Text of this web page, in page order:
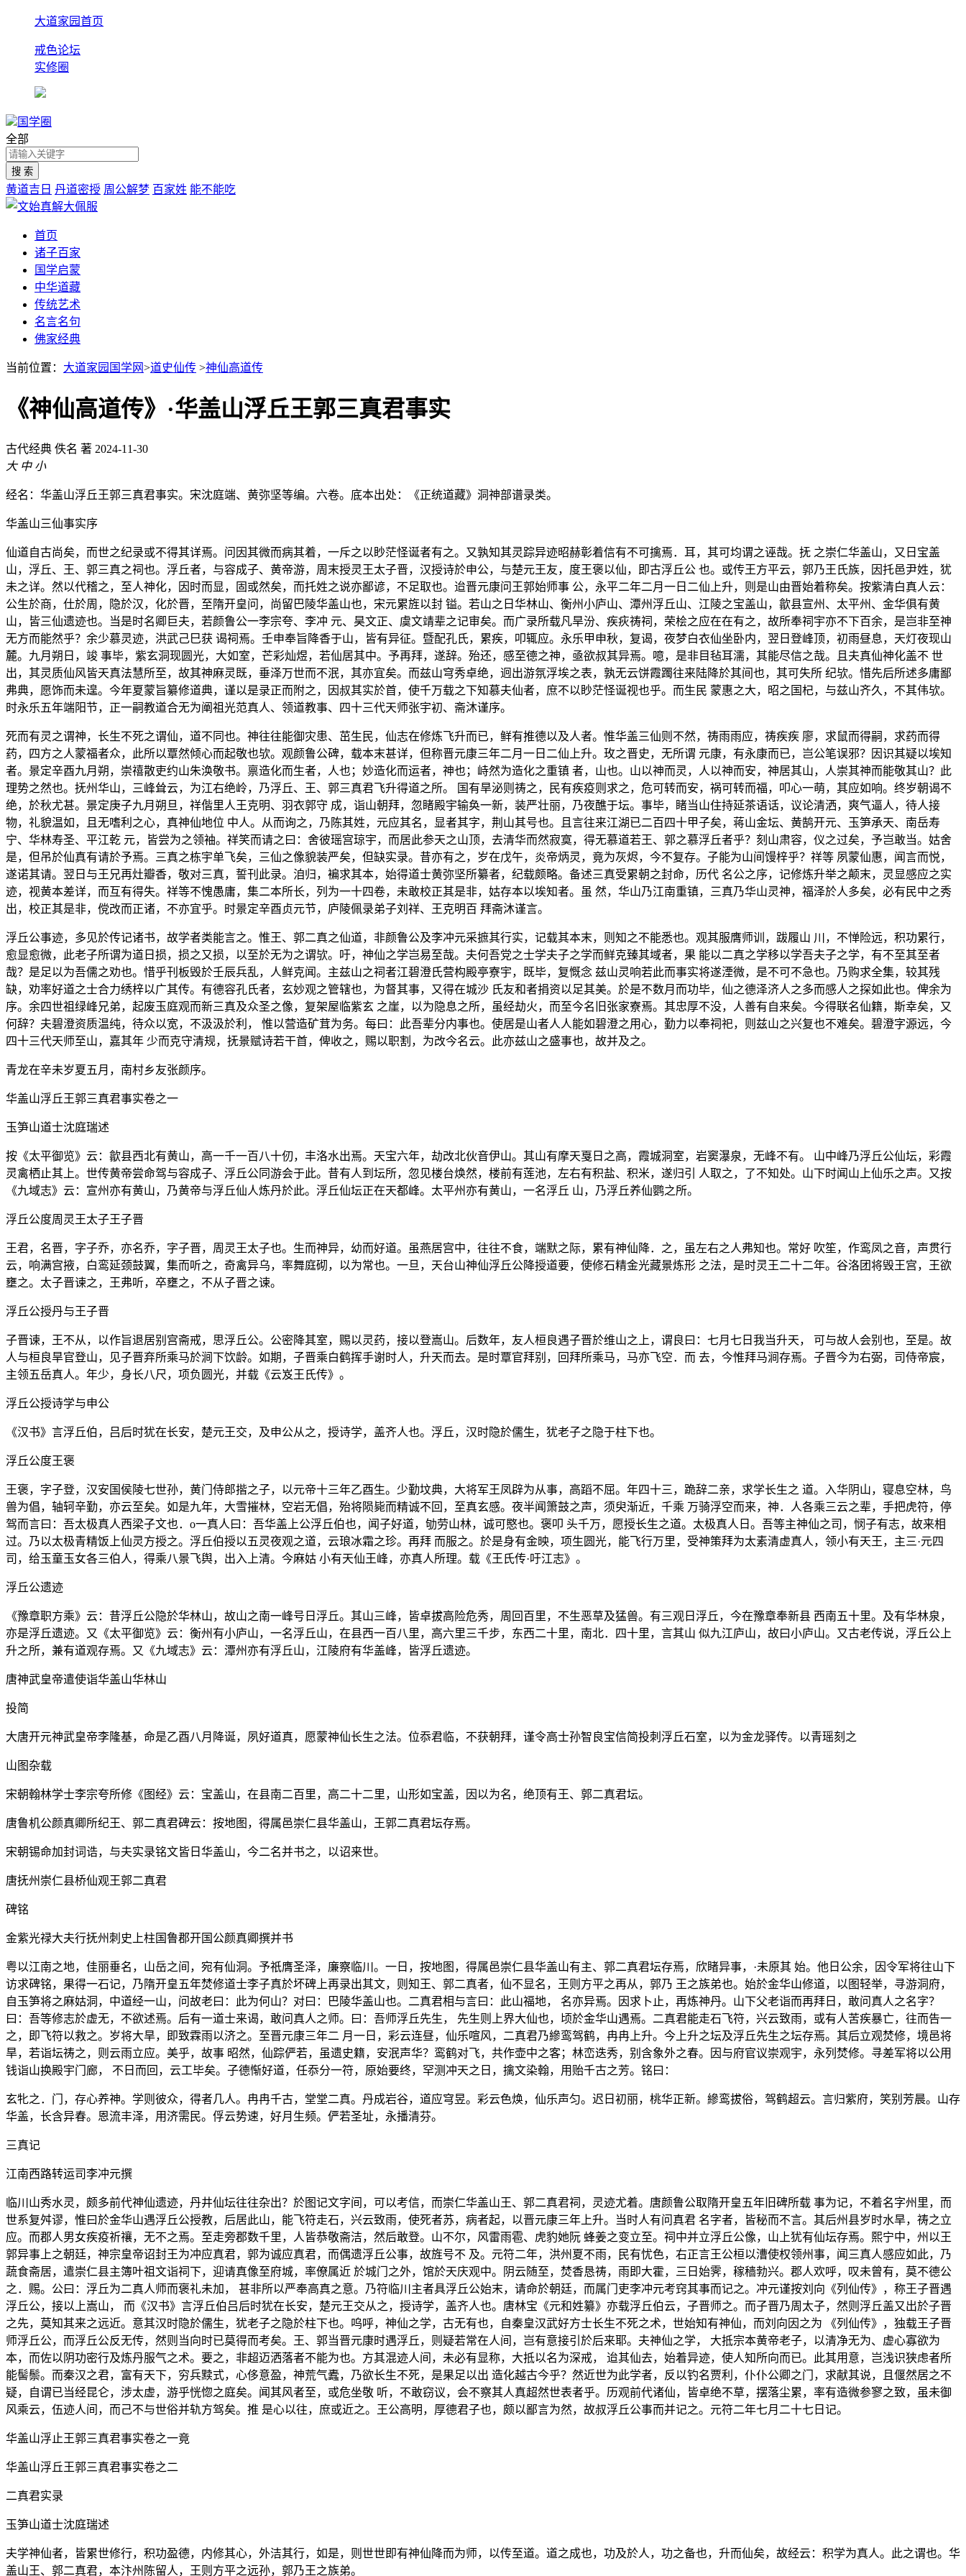
大道家园首页
戒色论坛
实修圈
国学圈
全部
黄道吉日 丹道密授 周公解梦 百家姓 能不能吃
首页
诸子百家
国学启蒙
中华道藏
传统艺术
名言名句
佛家经典
当前位置： 大道家园国学网>道史仙传 >神仙高道传
《神仙高道传》·华盖山浮丘王郭三真君事实
古代经典 佚名 著 2024-11-30
大 中 小
经名：华盖山浮丘王郭三真君事实。宋沈庭端、黄弥坚等编。六卷。底本出处：《正统道藏》洞神部谱录类。
华盖山三仙事实序
仙道自古尚矣，而世之纪录或不得其详焉。问因其微而病其着，一斥之以眇茫怪诞者有之。又孰知其灵踪异迹昭赫彰着信有不可擒焉．耳，其可均谓之诬哉。抚 之崇仁华盖山，又日宝盖
山，浮丘、王、郭三真之祠也。浮丘者，与容成子、黄帝游，周末授灵王太子晋，汉授诗於申公，与楚元王友，度王褒以仙，即古浮丘公 也。或传王方平云，郭乃王氏族，因托邑尹姓，犹
未之详。然以代稽之，至人神化，因时而显，固或然矣，而托姓之说亦鄙谚，不足取也。迨晋元康问王郭始师事 公，永平二年二月一日二仙上升，则是山由晋始着称矣。按紫清白真人云：
公生於商，仕於周，隐於汉，化於晋，至隋开皇问，尚留巴陵华盖山也，宋元累旌以封 镒。若山之日华林山、衡州小庐山、潭州浮丘山、江陵之宝盖山，歙县宣州、太平州、金华俱有黄
山，皆三仙遗迹也。当是时名卿巨夫，若颜鲁公一李宗夸、李冲 元、昊文正、虞文靖辈之记审矣。而广录所载凡旱汾、疾疢祷祠，荣桧之应在在有之，故所奉祠宇亦不下百余，是岂非至神
无方而能然乎？余少慕灵迹，洪武己巳获 谒祠焉。壬申奉旨降香于山，皆有异征。暨配孔氏，累疾，叩辄应。永乐甲申秋，复谒，夜梦白衣仙坐卧内，翌日登峰顶，初雨昼息，天灯夜现山
麓。九月朔日，竣 事毕，紫玄洞现圆光，大如室，芒彩灿煜，若仙居其中。予再拜，遂辞。殆还，感至德之神，亟欲叔其异焉。噫，是非目毡耳濡，其能尽信之哉。且夫真仙神化盖不 世
出，其灵质仙风皆天真法慧所至，故其神麻灵既，垂泽万世而不泯，其亦宜矣。而兹山穹秀卓绝，迥出游氛浮埃之表，孰无云饼霞躅往来陆降於其间也，其可失所 纪欤。惜先后所述多庸鄙
弗典，愿饰而未遑。今年夏蒙旨纂修道典，谨以是录正而附之，因叔其实於首，使千万载之下知慕夫仙者，庶不以眇茫怪诞视也乎。而生民 蒙惠之大，昭之国杞，与兹山齐久，不其伟欤。
时永乐五年端阳节，正一嗣教道合无为阐祖光范真人、领道教事、四十三代天师张宇初、斋沐谨序。
死而有灵之谓神，长生不死之谓仙，道不同也。神往往能御灾患、茁生民，仙志在修炼飞升而已，鲜有推德以及人者。惟华盖三仙则不然，祷雨雨应，祷疾疾 廖，求鼠而得嗣，求药而得
药，四方之人蒙福者众，此所以覃然倾心而起敬也欤。观颜鲁公碑，载本末甚详，但称晋元康三年二月一日二仙上升。玫之晋史，无所谓 元康，有永康而已，岂公笔误邪？因识其疑以埃知
者。景定辛酉九月朔，崇禧散吏约山朱涣敬书。禀造化而生者，人也；妙造化而运者，神也；峙然为造化之重镇 者，山也。山以神而灵，人以神而安，神居其山，人崇其神而能敬其山？此
理势之然也。抚州华山，三峰耸云，为江右绝岭，乃浮丘、王、郭三真君飞升得道之所。 国有旱泌则祷之，民有疾疫则求之，危可转而安，祸可转而福，叩心一萌，其应如响。终岁朝谒不
绝，於秋尤甚。景定庚子九月朔旦，祥偕里人王克明、羽衣郭守 成，诣山朝拜，忽睹殿宇输奂一新，装严壮丽，乃夜醮于坛。事毕，睹当山住持延茶语话，议论清洒，爽气逼人，待人接
物，礼貌温如，且无嗜利之心，真神仙地位 中人。从而询之，乃陈其姓，元应其名，显者其字，荆山其号也。且言往来江湖已二百四十甲子矣，蒋山金坛、黄鹄开元、玉笋承天、南岳寿
宁、华林寿圣、平江乾 元，皆尝为之领袖。祥笑而请之曰：舍彼瑶宫琼宇，而居此参天之山顶，去清华而然寂寞，得无慕道若王、郭之慕浮丘者乎？刻山肃容，仪之过矣，予岂敢当。姑舍
是，但吊於仙真有请於予焉。三真之栋宇单飞矣，三仙之像貌装严矣，但缺实录。昔亦有之，岁在戊午，炎帝炳灵，竟为灰烬，今不复存。子能为山间馒梓乎？祥等 夙蒙仙惠，闻言而悦，
遂诺其请。翌日与王兄再灶瓣香，敬对三真，誓刊此录。洎归，褊求其本，始得道士黄弥坚所纂者，纪载颇略。备述三真受累朝之封命，历代 名公之序，记修炼升举之颠末，灵显感应之实
迹，视黄本差详，而互有得失。祥等不愧愚庸，集二本所长，列为一十四卷，未敢校正其是非，姑存本以埃知者。虽 然，华山乃江南重镇，三真乃华山灵神，福泽於人多矣，必有民中之秀
出，校正其是非，傥改而正诸，不亦宜乎。时景定辛酉贞元节，庐陵佩录弟子刘祥、王克明百 拜斋沐谨言。
浮丘公事迹，多见於传记诸书，故学者类能言之。惟王、郭二真之仙道，非颜鲁公及李冲元采摭其行实，记载其本末，则知之不能悉也。观其服膺师训，跋履山 川，不惮险远，积功累行，
愈显愈微，此老子所谓为道日损，损之又损，以至於无为之谓欤。吁，神仙之学岂易至哉。夫何吾党之士学夫子之学而鲜克臻其域者，果 能以二真之学移以学吾夫子之学，有不至其至者
哉？是足以为吾儒之劝也。惜乎刊板毁於壬辰兵乱，人鲜克闻。主兹山之祠者江碧澄氏营构殿亭寮宇，既毕，复慨念 兹山灵响若此而事实将遂湮微，是不可不急也。乃购求全集，较其残
缺，劝率好道之士合力绣梓以广其传。有德容孔氏者，玄妙观之管辖也，为督其事，又得在城沙 氏友和者捐资以足其美。於是不数月而功毕，仙之德泽济人之多而感人之探如此也。俾余为
序。余四世祖绿峰兄弟，起废玉庭观而新三真及众圣之像，复架屋临紫玄 之崖，以为隐息之所，虽经劫火，而至今名旧张家寮焉。其忠厚不没，人善有自来矣。今得联名仙籍，斯幸矣，又
何辞？夫碧澄资质温纯，待众以宽，不汲汲於利， 惟以营造矿茸为务。每曰：此吾辈分内事也。使居是山者人人能如碧澄之用心，勤力以奉祠祀，则兹山之兴复也不难矣。碧澄字源远，今
四十三代天师至山，嘉其年 少而克守清规，抚景赋诗若干首，俾收之，赐以职割，为改今名云。此亦兹山之盛事也，故并及之。
青龙在辛未岁夏五月，南村乡友张颜序。
华盖山浮丘王郭三真君事实卷之一
玉笋山道士沈庭瑞述
按《太平御览》云：歙县西北有黄山，高一千一百八十仞，丰洛水出焉。天宝六年，劫改北伙音伊山。其山有摩天戛日之高，霞城洞室，岩窦瀑泉，无峰不有。 山中峰乃浮丘公仙坛，彩霞
灵禽栖止其上。世传黄帝尝命驾与容成子、浮丘公同游会于此。昔有人到坛所，忽见楼台焕然，楼前有莲池，左右有积盐、积米，遂归引 人取之，了不知处。山下时闻山上仙乐之声。又按
《九域志》云：宣州亦有黄山，乃黄帝与浮丘仙人炼丹於此。浮丘仙坛正在天都峰。太平州亦有黄山，一名浮丘 山，乃浮丘养仙鹦之所。
浮丘公度周灵王太子王子晋
王君，名晋，字子乔，亦名乔，字子晋，周灵王太子也。生而神异，幼而好道。虽燕居宫中，往往不食，端默之际，累有神仙降．之，虽左右之人弗知也。常好 吹笙，作鸾凤之音，声贯行
云，响满宫掖，白鸾延颈鼓翼，集而听之，奇禽异乌，率舞庭砌，以为常也。一旦，天台山神仙浮丘公降授道要，使修石精金光藏景炼形 之法，是时灵王二十二年。谷洛团将毁王宫，王欲
壅之。太子晋谏之，王弗听，卒壅之，不从子晋之谏。
浮丘公授丹与王子晋
子晋谏，王不从，以作旨退居别宫斋戒，思浮丘公。公密降其室，赐以灵药，接以登嵩山。后数年，友人桓良遇子晋於维山之上，谓良曰：七月七日我当升天， 可与故人会别也，至是。故
人与桓良旱官登山，见子晋弃所乘马於涧下饮龄。如期，子晋乘白鹤挥手谢时人，升天而去。是时覃官拜别，回拜所乘马，马亦飞空．而 去，今惟拜马涧存焉。子晋今为右弼，司侍帝宸，
主领五岳真人。年少，身长八尺，项负圆光，并载《云岌王氏传》。
浮丘公授诗学与申公
《汉书》言浮丘伯，吕后时犹在长安，楚元王交，及申公从之，授诗学，盖齐人也。浮丘，汉时隐於儒生，犹老子之隐于柱下也。
浮丘公度王褒
王褒，字子登，汉安国侯陵七世孙，黄门侍郎揩之子，以元帝十三年乙酉生。少勤坟典，大将军王凤辟为从事，高蹈不屈。年四十三，跪辞二亲，求学长生之 道。入华阴山，寝息空林，鸟
兽为倡，轴轲辛勤，亦云至矣。如是九年，大雪摧林，空岩无倡，殆将陨毙而精诚不回，至真玄感。夜半闻箫鼓之声，须臾渐近，千乘 万骑浮空而来，神．人各乘三云之辈，手把虎符，停
驾而言曰：吾太极真人西梁子文也．o一真人曰：吾华盖上公浮丘伯也，闻子好道，劬劳山林，诚可愍也。褒叩 头千万，愿授长生之道。太极真人日。吾等主神仙之司，悯子有志，故来相
过。乃以太极青精饭上仙灵方授之。浮丘伯授以五灵夜观之道，云琅冰霜之珍。再拜 而服之。於是身有金映，项生圆光，能飞行万里，受神策拜为太素清虚真人，领小有天王，主三·元四
司，给玉童玉女各三伯人，得乘八景飞舆，出入上清。今麻姑 小有天仙王峰，亦真人所理。载《王氏传·吁江志》。
浮丘公遗迹
《豫章职方乘》云：昔浮丘公隐於华林山，故山之南一峰号日浮丘。其山三峰，皆卓拔高险危秀，周回百里，不生恶草及猛兽。有三观日浮丘，今在豫章奉新县 西南五十里。及有华林泉，
亦是浮丘遗迹。又《太平御览》云：衡州有小庐山，一名浮丘山，在县西一百八里，高六里三千步，东西二十里，南北．四十里，言其山 似九江庐山，故曰小庐山。又古老传说，浮丘公上
升之所，兼有道观存焉。又《九域志》云：潭州亦有浮丘山，江陵府有华盖峰，皆浮丘遗迹。
唐神武皇帝遣使诣华盖山华林山
投简
大唐开元神武皇帝李隆基，命是乙酉八月降诞，夙好道真，愿蒙神仙长生之法。位忝君临，不获朝拜，谨令高士孙智良宝信简投刺浮丘石室，以为金龙驿传。以青瑶刻之
山图杂载
宋朝翰林学士李宗夸所修《图经》云：宝盖山，在县南二百里，高二十二里，山形如宝盖，因以为名，绝顶有王、郭二真君坛。
唐鲁机公颜真卿所纪王、郭二真君碑云：按地图，得属邑崇仁县华盖山，王郭二真君坛存焉。
宋朝锡命加封词诰，与夫实录铭文皆日华盖山，今二名并书之，以诏来世。
唐抚州崇仁县桥仙观王郭二真君
碑铭
金紫光禄大夫行抚州刺史上柱国鲁郡开国公颜真卿撰并书
粤以江南之地，佳丽垂名，山岳之间，宛有仙洞。予祇膺圣泽，廉察临川。一日，按地图，得属邑崇仁县华盖山有主、郭二真君坛存焉，欣睹异事，·未原其 始。他日公余，因令军将往山下
访求碑铭，果得一石记，乃隋开皇五年焚修道士李子真於坏碑上再录出其文，则知王、郭二真者，仙不显名，王则方平之再从，郭乃 王之族弟也。始於金华山修道，以图轻举，寻游洞府，
自玉笋将之麻姑洞，中道经一山，问故老曰：此为何山？对曰：巴陵华盖山也。二真君相与言曰：此山福地， 名亦异焉。因求卜止，再炼神丹。山下父老诣而再拜日，敢问真人之名字？
曰：吾等修志於虚无，不欲述焉。后有一道士来谒，敢问真人之师。曰：吾师浮丘先生， 先生则上界大仙也，顷於金华山遇焉。二真君能走石飞符，兴云致雨，或有人苦疾暴亡，往而告一
之，即飞符以救之。岁将大旱，即致霖雨以济之。至晋元康三年二 月一日，彩云连昼，仙乐喧风，二真君乃縿鸾驾鹤，冉冉上升。今上升之坛及浮丘先生之坛存焉。其后立观焚修，境邑将
旱，若诣坛祷之，则云雨立应。美乎，故事 昭然，仙踪俨若，虽遗史籍，安泯声华？鸾鹤对飞，共作壶中之客；林峦迭秀，别含象外之春。因与府官议崇观宇，永列焚修。寻差军将以公用
钱诣山换殿宇门廊， 不日而回，云工毕矣。子德惭好道，任忝分一符，原始要终，罕测冲天之日，擒文染翰，用贻千古之芳。铭曰：
玄牝之．门，存心养神。学则彼众，得者几人。冉冉千古，堂堂二真。丹成岩谷，道应穹昱。彩云色焕，仙乐声匀。迟日初丽，桃华正新。縿鸾拔俗，驾鹤超云。言归紫府，笑别芳晨。山存
华盖，长含异春。恩流丰泽，用济需民。俘云势速，好月生频。俨若圣址，永播清芬。
三真记
江南西路转运司李冲元撰
临川山秀水灵，颇多前代神仙遗迹，丹井仙坛往往杂出？於图记文字间，可以考信，而崇仁华盖山王、郭二真君祠，灵迹尤着。唐颜鲁公取隋开皇五年旧碑所载 事为记，不着名字州里，而
世系复舛谬，惟曰於金华山遇浮丘公授教，后居此山，能飞符走石，兴云致雨，使死者苏，病者起，以晋元康三年上升。当时人有问真君 名字者，皆秘而不言。其后州县岁时水旱，祷之立
应。而郡人男女疾疫祈禳，无不之焉。至走旁郡数千里，人皆恭敬斋洁，然后敢登。山不尔，风雷雨雹、虎豹她阮 蜂姜之变立至。祠中并立浮丘公像，山上犹有仙坛存焉。熙宁中，州以王
郭异事上之朝廷，神宗皇帝诏封王为冲应真君，郭为诚应真君，而偶遗浮丘公事，故旌号不 及。元符二年，洪州夏不雨，民有忧色，右正言王公桓以漕使权领州事，闻三真人感应如此，乃
蔬食斋居，遣崇仁县主簿叶祖文诣祠下，迎请真像至府城，率僚属近 於城门之外，馆於天庆观中。阴云随至，焚香恳祷，雨即大霍，三日始霁，稼穑勃兴。郡人欢呼，叹未曾有，莫不德公
之．赐。公曰：浮丘为二真人师而褒礼未加， 甚非所以严奉高真之意。乃符临川主者具浮丘公始末，请命於朝廷，而属门吏李冲元考窍其事而记之。冲元谨按刘向《列仙传》，称王子晋遇
浮丘公，接以上嵩山， 而《汉书》言浮丘伯吕后时犹在长安，楚元王交从之，授诗学，盖齐人也。唐林宝《元和姓纂》亦载浮丘伯云，子晋师之。而子晋乃周太子，然则浮丘盖又出於子晋
之先，莫知其来之远近。意其汉时隐於儒生，犹老子之隐於柱下也。呜呼，神仙之学，古无有也，自秦皇汉武好方士长生不死之术，世始知有神仙，而刘向因之为 《列仙传》，独载王子晋
师浮丘公，而浮丘公反无传，然则当向时已莫得而考矣。王、郭当晋元康时遇浮丘，则疑若常在人间，岂有意接引於后来耶。夫神仙之学， 大抵宗本黄帝老子，以清净无为、虚心寡欲为
本，而佐以阴功密行及炼丹服气之术。要之，非超迈洒落者不能为也。方其混迹人间，未必有显称，大抵以名为深戒， 迨其仙去，始着异迹，使人知所向而已。此其用意，岂浅识狭虑者所
能髻鬃。而秦汉之君，富有天下，穷兵黩式，心侈意盈，神荒气蠹，乃欲长生不死，是果足以出 造化越古今乎？然近世为此学者，反以钓名贾利，仆仆公卿之门，求献其说，且偃然居之不
疑，自谓已当经昆仑，涉太虚，游乎恍惚之庭矣。闻其风者至，或危坐敬 听，不敢窃议，会不察其人真超然世表者乎。历观前代诸仙，皆卓绝不草，摆落尘累，率有造微参寥之致，虽未御
风乘云，伍迹人间，而己不与世俗并轨方驾矣。推 是心以往，庶或近之。王公高明，厚德君子也，颇以鄙言为然，故叔浮丘公事而并记之。元符二年七月二十七日记。
华盖山浮止王郭三真君事实卷之一竟
华盖山浮丘王郭三真君事实卷之二
二真君实录
玉笋山道士沈庭瑞述
夫学神仙者，皆累世修行，积功盈德，内修其心，外洁其行，如是，则世世即有神仙降而为师，以传至道。道之成也，功及於人，功之备也，升而仙矣，故经云：积学为真人。此之谓也。华
盖山王、郭二真君，本汴州陈留人，王则方平之远孙，郭乃王之族弟。